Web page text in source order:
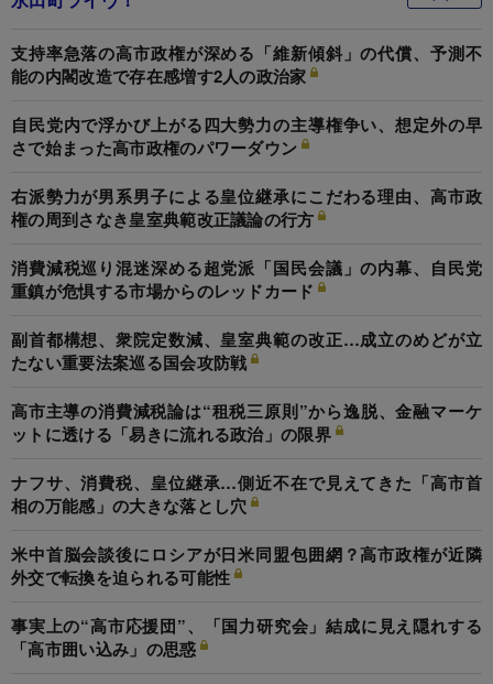
支持率急落の高市政権が深める「維新傾斜」の代償、予測不
能の内閣改造で存在感増す2人の政治家
自民党内で浮かび上がる四大勢力の主導権争い、想定外の早
さで始まった高市政権のパワーダウン
右派勢力が男系男子による皇位継承にこだわる理由、高市政
権の周到さなき皇室典範改正議論の行方
消費減税巡り混迷深める超党派「国民会議」の内幕、自民党
重鎮が危惧する市場からのレッドカード
副首都構想、衆院定数減、皇室典範の改正…成立のめどが立
たない重要法案巡る国会攻防戦
高市主導の消費減税論は“租税三原則”から逸脱、金融マーケ
ットに透ける「易きに流れる政治」の限界
ナフサ、消費税、皇位継承…側近不在で見えてきた「高市首
相の万能感」の大きな落とし穴
米中首脳会談後にロシアが日米同盟包囲網？高市政権が近隣
外交で転換を迫られる可能性
事実上の“高市応援団”、「国力研究会」結成に見え隠れする
「高市囲い込み」の思惑